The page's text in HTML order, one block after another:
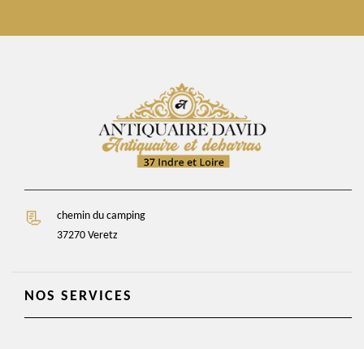
chemin du camping
37270 Veretz
NOS SERVICES